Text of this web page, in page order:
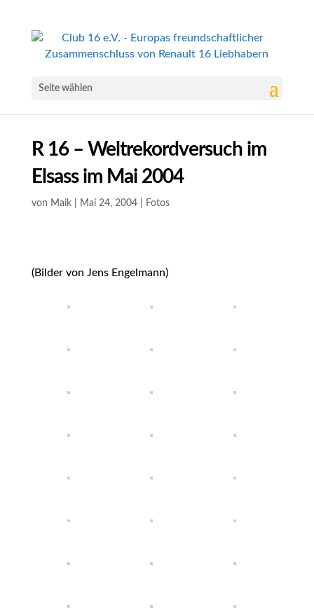
Seite wählen
R 16 – Weltrekordversuch im
Elsass im Mai 2004
von Maik| Mai 24, 2004| Fotos
(Bilder von Jens Engelmann)